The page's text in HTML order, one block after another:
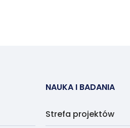
NAUKA I BADANIA
Strefa projektów